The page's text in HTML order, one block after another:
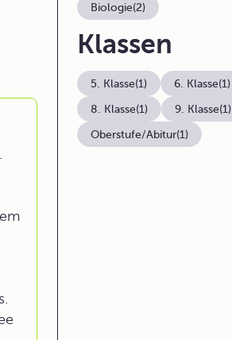
Biologie(2)
Klassen
5. Klasse(1) 6. Klasse(1)
8. Klasse(1) 9. Klasse(1)
Oberstufe/Abitur(1)